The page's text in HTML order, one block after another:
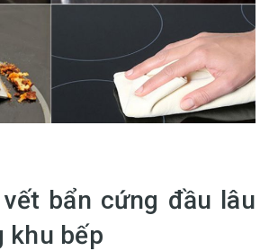
bẩn cứng đầu lâu
khu bếp